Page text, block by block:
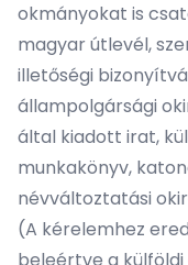
okmányokat is
magyar útlevél,
illetőségi
állampolgársági
által kiadott irat,
munkakönyv,
névváltoztatási
(A kérelemhez